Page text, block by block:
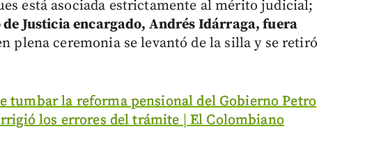
está asociada estrictamente al mérito judicial;
Justicia encargado, Andrés Idárraga, fuera
plena ceremonia se levantó de la silla y se retiró
tumbar la reforma pensional del Gobierno Petro
los errores del trámite | El Colombiano